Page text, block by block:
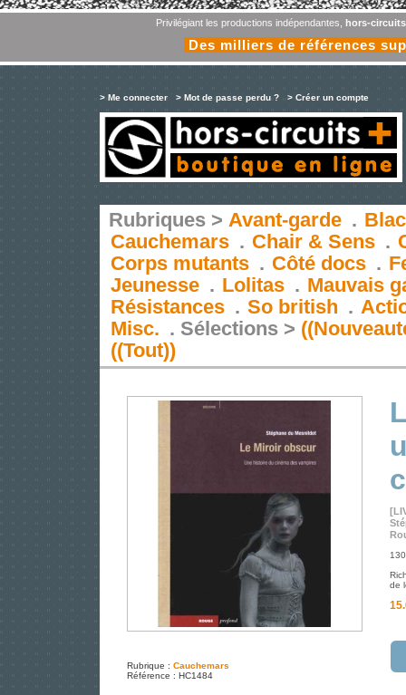
Privilégiant les productions indépendantes, hors-
Des milliers de références
> Me connecter > Mot de passe perdu ? > Créer un compte
Rubriques > Avant-garde .
Cauchemars . Chair & Sens .
Corps mutants . Côté docs .
Jeunesse . Lolitas . Mauvais
Résistances . So british .
Misc. . Sélections >
((Tout))
Rubrique : Cauchemars
Référence : HC1484
de